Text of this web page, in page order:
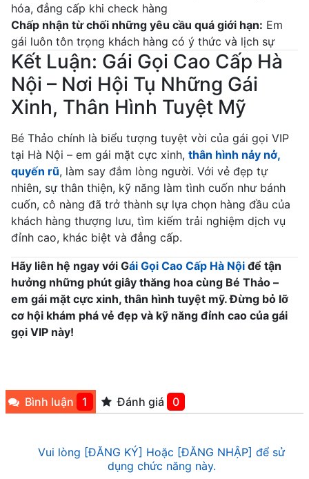
hóa, đẳng cấp khi check hàng
Chấp nhận từ chối những yêu cầu quá giới hạn: Em
gái luôn tôn trọng khách hàng có ý thức và lịch sự
Kết Luận: Gái Gọi Cao Cấp Hà
Nội – Nơi Hội Tụ Những Gái
Xinh, Thân Hình Tuyệt Mỹ
Bé Thảo chính là biểu tượng tuyệt vời của gái gọi VIP
tại Hà Nội – em gái mặt cực xinh, thân hình nảy nở,
quyến rũ, làm say đắm lòng người. Với vẻ đẹp tự
nhiên, sự thân thiện, kỹ năng làm tình cuốn như bánh
cuốn, cô nàng đã trở thành sự lựa chọn hàng đầu của
khách hàng thượng lưu, tìm kiếm trải nghiệm dịch vụ
đỉnh cao, khác biệt và đẳng cấp.
Hãy liên hệ ngay với Gái Gọi Cao Cấp Hà Nội để tận
hưởng những phút giây thăng hoa cùng Bé Thảo –
em gái mặt cực xinh, thân hình tuyệt mỹ. Đừng bỏ lỡ
cơ hội khám phá vẻ đẹp và kỹ năng đỉnh cao của gái
gọi VIP này!
Bình luận 1 Đánh giá 0
Vui lòng [ĐĂNG KÝ] Hoặc [ĐĂNG NHẬP] để sử
dụng chức năng này.